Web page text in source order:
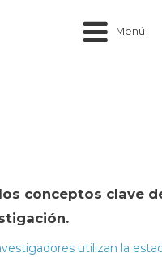
Menú
conceptos clave
utilizan la